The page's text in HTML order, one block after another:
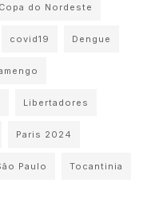
Copa do Nordeste
covid19 Dengue
Libertadores
Paris 2024
Paulo Tocantinia